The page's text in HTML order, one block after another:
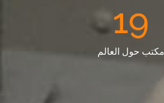
19
مكتب حول العالم